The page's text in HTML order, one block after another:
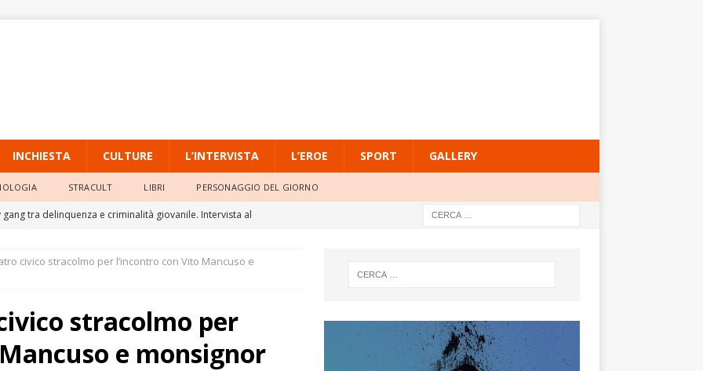
INCHIESTA CULTURE L’INTERVISTA L’EROE SPORT GALLERY
STRACULT LIBRI PERSONAGGIO DEL GIORNO
gang tra delinquenza e criminalità giovanile. Intervista al
la quarta ondata di calore persiste con massime sempre molto
Locale di Raffadali, il TAR accoglie il ricorso di un agente e
della Prefettura
ATTUALITÀ
civico stracolmo per l’incontro con Vito Mancuso e
stracolmo per
e monsignor